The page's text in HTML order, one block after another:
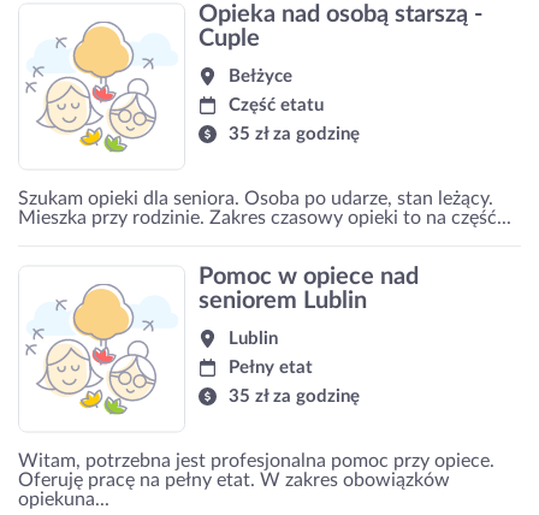
Opieka nad osobą starszą -
Cuple
Bełżyce
Część etatu
35 zł za godzinę
Szukam opieki dla seniora. Osoba po udarze, stan leżący.
Mieszka przy rodzinie. Zakres czasowy opieki to na część...
Pomoc w opiece nad
seniorem Lublin
Lublin
Pełny etat
35 zł za godzinę
Witam, potrzebna jest profesjonalna pomoc przy opiece.
Oferuję pracę na pełny etat. W zakres obowiązków
opiekuna...